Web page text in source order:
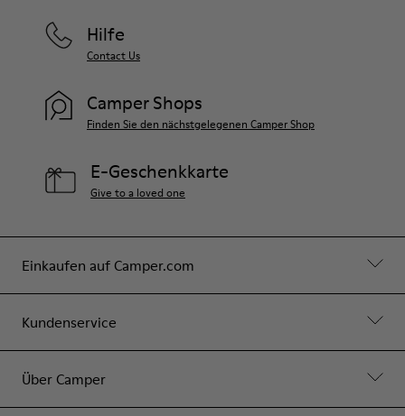
Einkaufen auf Camper.com
Kundenservice
Über Camper
Hilfe
Contact Us
Camper Shops
Finden Sie den nächstgelegenen Camper Shop
E-Geschenkkarte
Give to a loved one